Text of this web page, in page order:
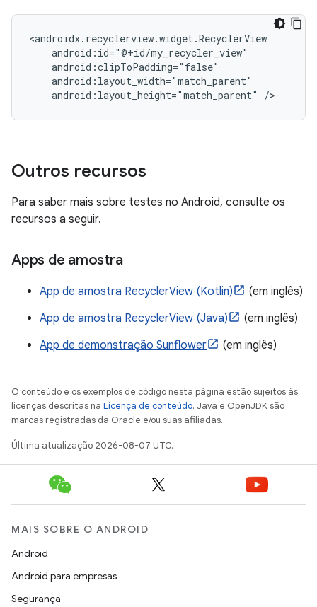
android:layout_height="match_parent"
Outros recursos
Para saber mais sobre testes no Android, consulte os
recursos a seguir.
Apps de amostra
App de amostra RecyclerView (Kotlin)
(em inglês)
App de amostra RecyclerView (Java)
(em inglês)
App de demonstração Sunflower
(em inglês)
O conteúdo e os exemplos de código nesta página estão sujeitos às
licenças descritas na Licença de conteúdo. Java e OpenJDK são
marcas registradas da Oracle e/ou suas afiliadas.
Última atualização 2026-08-07 UTC.
MAIS SOBRE O ANDROID
Android
Android para empresas
Segurança